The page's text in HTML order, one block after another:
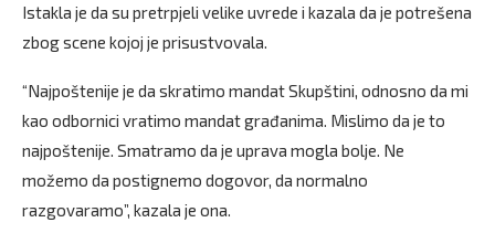
Istakla je da su pretrpjeli velike uvrede i kazala da je potrešena
zbog scene kojoj je prisustvovala.
“Najpoštenije je da skratimo mandat Skupštini, odnosno da mi
kao odbornici vratimo mandat građanima. Mislimo da je to
najpoštenije. Smatramo da je uprava mogla bolje. Ne
možemo da postignemo dogovor, da normalno
razgovaramo”, kazala je ona.